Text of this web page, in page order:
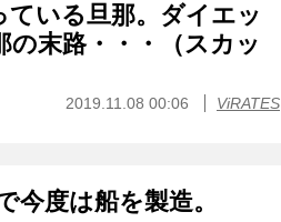
ている旦那。ダイエッ
の末路・・・（スカッ
2019.11.08 00:06 ViRATES
度は船を製造。